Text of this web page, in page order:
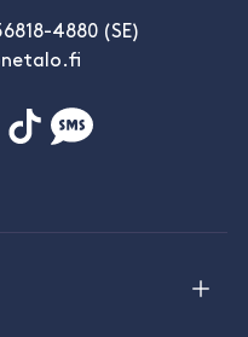
4880 (SE)